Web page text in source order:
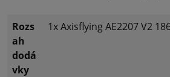
Rozs
ah
dodá
vky
1x Axisflying AE2207 V2